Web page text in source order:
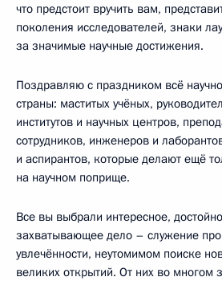
что предстоит вручить вам,
поколения исследователей, знаки
за значимые научные достижения.
Поздравляю с праздником всё
страны: маститых учёных,
институтов и научных центров,
сотрудников, инженеров и
и аспирантов, которые делают ещё
на научном поприще.
Все вы выбрали интересное,
захватывающее дело – служение
увлечённости, неутомимом поиске
великих открытий. От них во многом